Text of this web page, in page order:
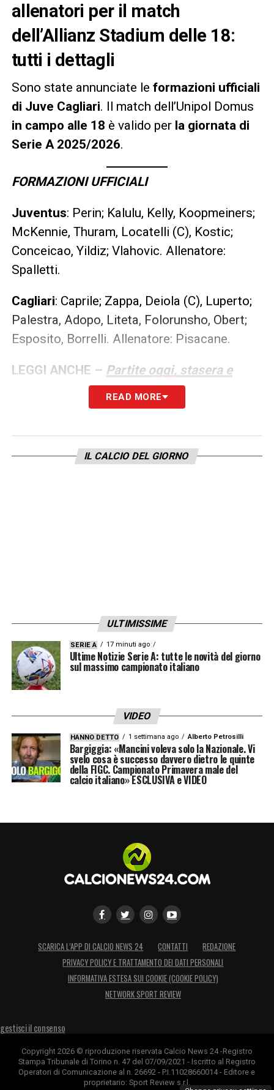
allenatori per il match
dell’Allianz Stadium delle 18:
tutti i dettagli
Sono state annunciate le formazioni ufficiali
di Juve Cagliari. Il match dell’Unipol Domus
in campo alle 18 è valido per la giornata di
Serie A 2025/2026.
FORMAZIONI UFFICIALI
Juventus: Perin; Kalulu, Kelly, Koopmeiners;
McKennie, Thuram, Locatelli (C), Kostic;
Conceicao, Yildiz; Vlahovic. Allenatore:
Spalletti.
Cagliari: Caprile; Zappa, Deiola (C), Luperto;
Palestra, Adopo, Liteta, Folorunsho, Obert;
Esposito, Borrelli. Allenatore: Pisacane.
LEGGI ANCHE – Partite oggi, stasera e
domani: guida alla Diretta TV
READ MORE
IL CALCIO DEL GIORNO
ULTIMISSIME
SERIE A 17 minuti ago
Ultime Notizie Serie A: tutte le novità del giorno
sul massimo campionato italiano
VIDEO
HANNO DETTO 1 settimana ago Alberto Petrosilli
Bargiggia: «Mancini voleva solo la Nazionale. Vi
svelo cosa è successo davvero dietro le quinte
della FIGC. Campionato Primavera male del
calcio italiano» ESCLUSIVA e VIDEO
SCARICA L’APP DI CALCIO NEWS 24 CONTATTI
REDAZIONE
PRIVACY POLICY E TRATTAMENTO DEI DATI PERSONALI
INFORMATIVA ESTESA SUI COOKIE (COOKIE POLICY)
NETWORK SPORT REVIEW
gestisci il consenso
Copyright 2026 © riproduzione riservata Calcio News 24 -Registro
Stampa Tribunale di Torino n. 47 del 07/09/2021 - Iscritto al Registro
Operatori di Comunicazione al n. 26692 - P.I.11028660014 - Editore e
proprietario: Sport Review s.r.l.